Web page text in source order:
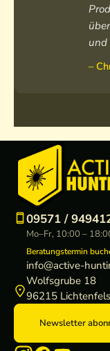
und
–
09571 /
Mo–Fr, 10:00 –
Beratungstermin
info@active-
Wolfsgrube 18
96215 Lichtenfels
Newsletter